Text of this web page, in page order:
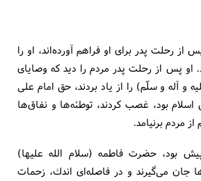
رحلت پدر برای او فراهم آورده‌اند، او را
او پس از رحلت پدر مردم را دید كه وصایای
و آله و سلّم) را از یاد بردند، حق امام علی
اسلام بود، غصب كردند، توطئه‌ها و نفاق‌ها
مردم برنیامد.
بود، حضرت فاطمه (سلام الله علیها)
جان می‌گیرند و در فاصله‌ای اندك، زحمات